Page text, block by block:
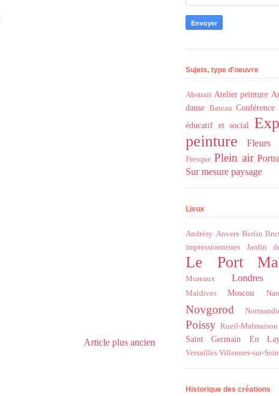
Article plus ancien
Sujets, type d'oeuvre
Abstrait Atelier peinture
danse Bateau Conférence
éducatif et social
peinture
Fleurs
Fresque Plein air
Sur mesure paysage
Lieux
Andrésy Anvers Berlin
impressionnistes
Jardin
Le Port
Mureaux Londres
Maldives Moscou
Novgorod
Poissy Rueil-Malmaison
Saint Germain En
Versailles Villennes-sur-
Historique des créations